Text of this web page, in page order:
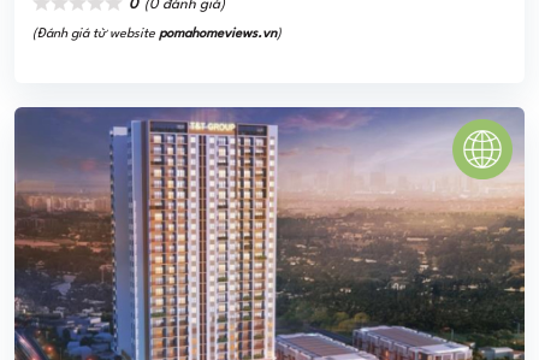
Five Star Trường Chinh
Dự án Five Star Trường Chinh tọa lạc tại số 508 Trường
Chinh, ngay gần cầu vượt Ngã Tư Sở thuộc khu vực có hạ
tầng và giao thông phát triển, ...
0 (0 đánh giá)
(Đánh giá từ websitepomahomeviews.vn)